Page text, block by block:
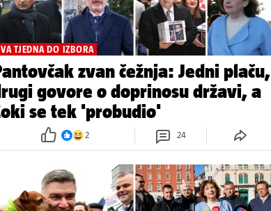
TJEDNA DO IZBORA
zvan čežnja: Jedni plaču,
govore o doprinosu državi, a
se tek 'probudio'
2 24